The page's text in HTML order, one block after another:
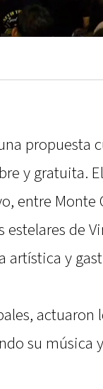
propuesta
y gratuita.
entre Monte
de
artística y
actuaron
su música